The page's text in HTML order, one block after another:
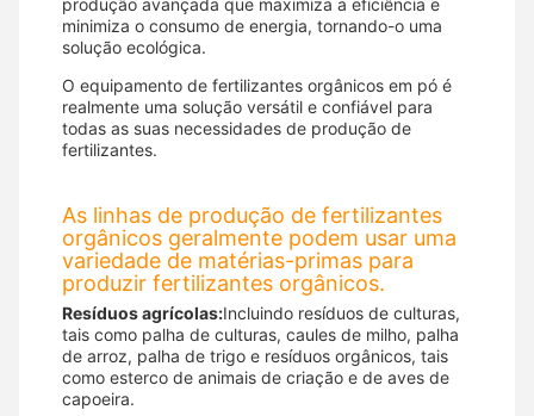
produção avançada que maximiza a eficiência e
minimiza o consumo de energia, tornando-o uma
solução ecológica.
O equipamento de fertilizantes orgânicos em pó é
realmente uma solução versátil e confiável para
todas as suas necessidades de produção de
fertilizantes.
As linhas de produção de fertilizantes
orgânicos geralmente podem usar uma
variedade de matérias-primas para
produzir fertilizantes orgânicos.
Resíduos agrícolas:Incluindo resíduos de culturas,
tais como palha de culturas, caules de milho, palha
de arroz, palha de trigo e resíduos orgânicos, tais
como esterco de animais de criação e de aves de
capoeira.